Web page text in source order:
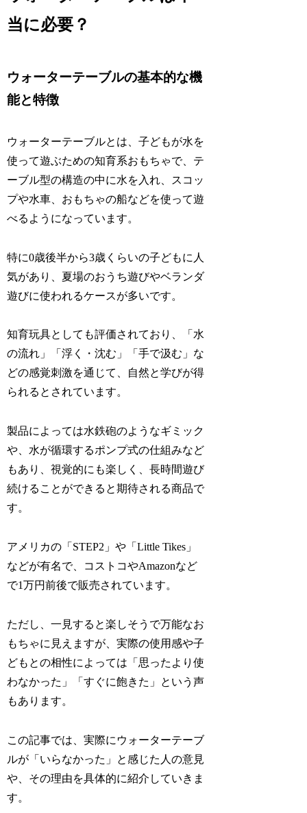
当に必要？
ウォーターテーブルの基本的な機
能と特徴
ウォーターテーブルとは、子どもが水を
使って遊ぶための知育系おもちゃで、テ
ーブル型の構造の中に水を入れ、スコッ
プや水車、おもちゃの船などを使って遊
べるようになっています。
特に0歳後半から3歳くらいの子どもに人
気があり、夏場のおうち遊びやベランダ
遊びに使われるケースが多いです。
知育玩具としても評価されており、「水
の流れ」「浮く・沈む」「手で汲む」な
どの感覚刺激を通じて、自然と学びが得
られるとされています。
製品によっては水鉄砲のようなギミック
や、水が循環するポンプ式の仕組みなど
もあり、視覚的にも楽しく、長時間遊び
続けることができると期待される商品で
す。
アメリカの「STEP2」や「Little Tikes」
などが有名で、コストコやAmazonなど
で1万円前後で販売されています。
ただし、一見すると楽しそうで万能なお
もちゃに見えますが、実際の使用感や子
どもとの相性によっては「思ったより使
わなかった」「すぐに飽きた」という声
もあります。
この記事では、実際にウォーターテーブ
ルが「いらなかった」と感じた人の意見
や、その理由を具体的に紹介していきま
す。